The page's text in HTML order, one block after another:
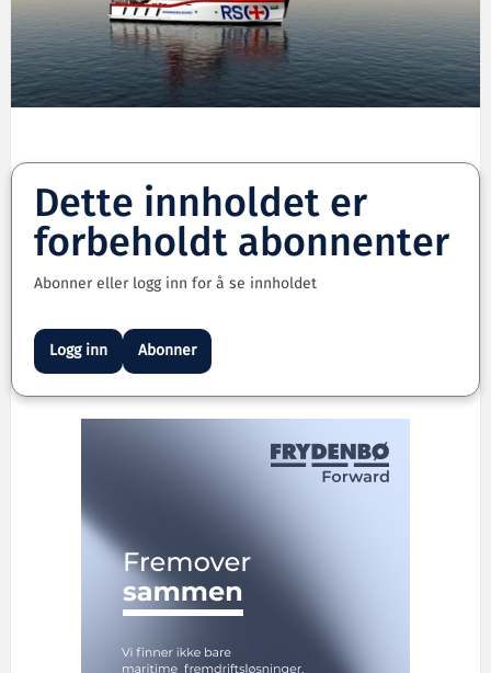
Dette innholdet er
forbeholdt abonnenter
Abonner eller logg inn for å se innholdet
Logg inn Abonner